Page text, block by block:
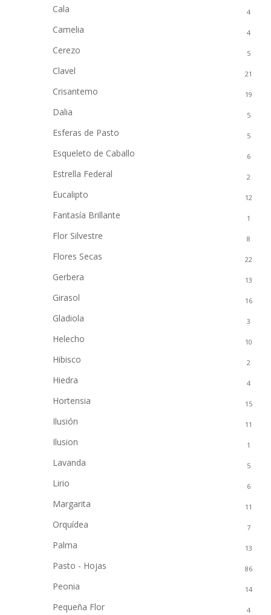
Cala 4
Camelia 4
Cerezo 5
Clavel 21
Crisantemo 19
Dalia 5
Esferas de Pasto 5
Esqueleto de Caballo 6
Estrella Federal 2
Eucalipto 12
Fantasía Brillante 1
Flor Silvestre 8
Flores Secas 22
Gerbera 13
Girasol 16
Gladiola 3
Helecho 10
Hibisco 2
Hiedra 4
Hortensia 15
Ilusión 11
Ilusion 1
Lavanda 5
Lirio 6
Margarita 11
Orquídea 7
Palma 13
Pasto - Hojas 86
Peonia 14
Pequeña Flor 4